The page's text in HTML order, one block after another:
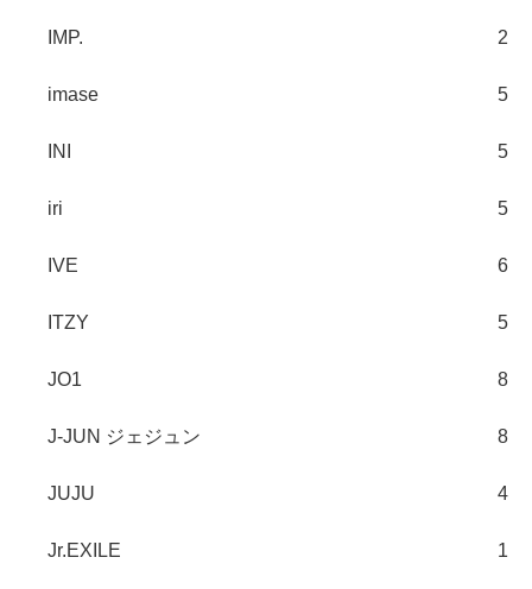
IMP. 2
imase 5
INI 5
iri 5
IVE 6
ITZY 5
JO1 8
J-JUN ジェジュン 8
JUJU 4
Jr.EXILE 1